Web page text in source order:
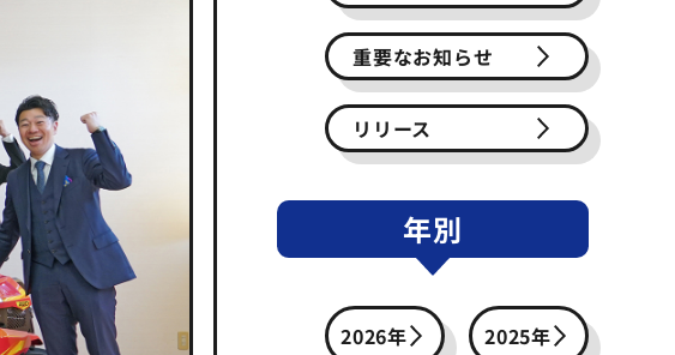
重要なお知らせ
リリース
年別
2026年 2025年